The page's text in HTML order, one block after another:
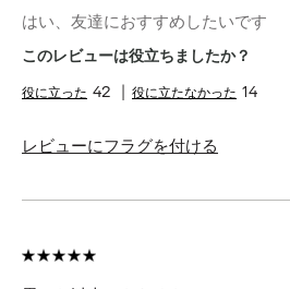
はい、友達におすすめしたいです
このレビューは役立ちましたか？
42 14
レビューにフラグを付ける